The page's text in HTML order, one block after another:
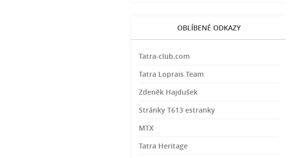
OBLÍBENÉ ODKAZY
Tatra-club.com
Tatra Loprais Team
Zdeněk Hajdušek
Stránky T613 estranky
MTX
Tatra Heritage